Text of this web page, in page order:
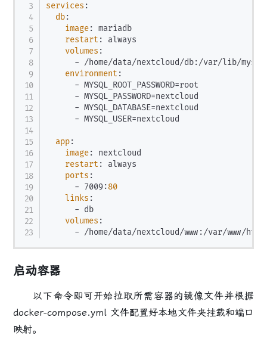
services :
db:
image: mariadb
restart :
always
volumes :
- /home/data/nextcloud/db:/var/lib/mysql
environment :
- MYSQL_ROOT_PASSWORD=root
- MYSQL_PASSWORD=nextcloud
- MYSQL_DATABASE=nextcloud
- MYSQL_USER=nextcloud
app:
image:
nextcloud
restart :
always
ports :
- 7009:80
links :
- db
volumes :
- /home/data/nextcloud/www :
启动容器
以下命令即可开始拉取所需容器的镜像文件并根据
docker-compose.yml 文件配置好本地文件夹挂载和端口
映射。